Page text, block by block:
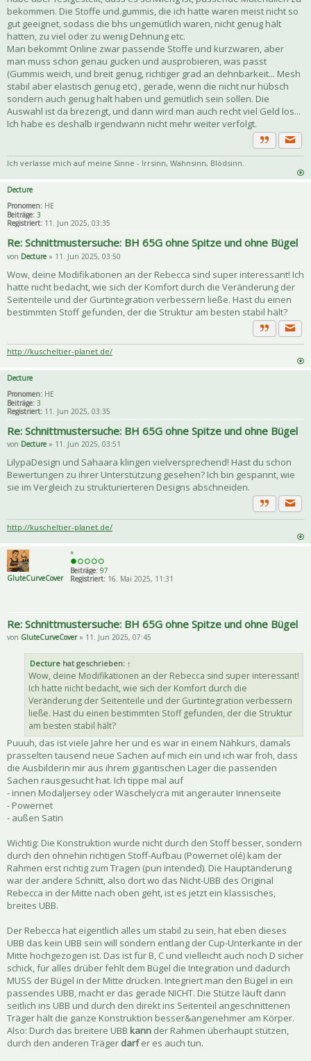
bekommen. Die Stoffe und.gummis, die ich hatte waren meist nicht so
gut geeignet, sodass die bhs ungemütlich waren, nicht genug hält
hatten, zu viel oder zu wenig Dehnung etc.
Man bekommt Online zwar passende Stoffe und kurzwaren, aber
man muss schon genau gucken und ausprobieren, was passt
(Gummis weich, und breit genug, richtiger grad an dehnbarkeit... Mesh
stabil aber elastisch genug etc) , gerade, wenn die nicht nur hübsch
sondern auch genug halt haben und gemütlich sein sollen. Die
Auswahl ist da brezengt, und dann wird man auch recht viel Geld los...
Ich habe es deshalb irgendwann nicht mehr weiter verfolgt.
Zitat
Ich verlasse mich auf meine Sinne - Irrsinn, Wahnsinn, Blödsinn.
Decture
Pronomen: HE
Beiträge: 3
Registriert: 11. Jun 2025, 03:35
Re: Schnittmustersuche: BH 65G ohne Spitze und ohne Bügel
von Decture » 11. Jun 2025, 03:50
Wow, deine Modifikationen an der Rebecca sind super interessant! Ich
hatte nicht bedacht, wie sich der Komfort durch die Veränderung der
Seitenteile und der Gurtintegration verbessern ließe. Hast du einen
bestimmten Stoff gefunden, der die Struktur am besten stabil hält?
Zitat
http://kuscheltier-planet.de/
Decture
Pronomen: HE
Beiträge: 3
Registriert: 11. Jun 2025, 03:35
Re: Schnittmustersuche: BH 65G ohne Spitze und ohne Bügel
von Decture » 11. Jun 2025, 03:51
LilypaDesign und Sahaara klingen vielversprechend! Hast du schon
Bewertungen zu ihrer Unterstützung gesehen? Ich bin gespannt, wie
sie im Vergleich zu strukturierteren Designs abschneiden.
Zitat
http://kuscheltier-planet.de/
GluteCurveCover
*
Beiträge: 97
Registriert: 16. Mai 2025, 11:31
Re: Schnittmustersuche: BH 65G ohne Spitze und ohne Bügel
von GluteCurveCover» 11. Jun 2025, 07:45
Decture hat geschrieben: ↑
Wow, deine Modifikationen an der Rebecca sind super interessant!
Ich hatte nicht bedacht, wie sich der Komfort durch die
Veränderung der Seitenteile und der Gurtintegration verbessern
ließe. Hast du einen bestimmten Stoff gefunden, der die Struktur
am besten stabil hält?
Puuuh, das ist viele Jahre her und es war in einem Nähkurs, damals
prasselten tausend neue Sachen auf mich ein und ich war froh, dass
die Ausbilderin mir aus ihrem gigantischen Lager die passenden
Sachen rausgesucht hat. Ich tippe mal auf
- innen Modaljersey oder Wäschelycra mit angerauter Innenseite
- Powernet
- außen Satin
Wichtig: Die Konstruktion wurde nicht durch den Stoff besser, sondern
durch den ohnehin richtigen Stoff-Aufbau (Powernet olé) kam der
Rahmen erst richtig zum Tragen (pun intended). Die Hauptänderung
war der andere Schnitt, also dort wo das Nicht-UBB des Original
Rebecca in der Mitte nach oben geht, ist es jetzt ein klassisches,
breites UBB.
Der Rebecca hat eigentlich alles um stabil zu sein, hat eben dieses
UBB das kein UBB sein will sondern entlang der Cup-Unterkante in der
Mitte hochgezogen ist. Das ist für B, C und vielleicht auch noch D sicher
schick, für alles drüber fehlt dem Bügel die Integration und dadurch
MUSS der Bügel in der Mitte drücken. Integriert man den Bügel in ein
passendes UBB, macht er das gerade NICHT. Die Stütze läuft dann
seitlich ins UBB und durch den direkt ins Seitenteil angeschnittenen
Träger hält die ganze Konstruktion besser&angenehmer am Körper.
Also: Durch das breitere UBB kann der Rahmen überhaupt stützen,
durch den anderen Träger darfer es auch tun.